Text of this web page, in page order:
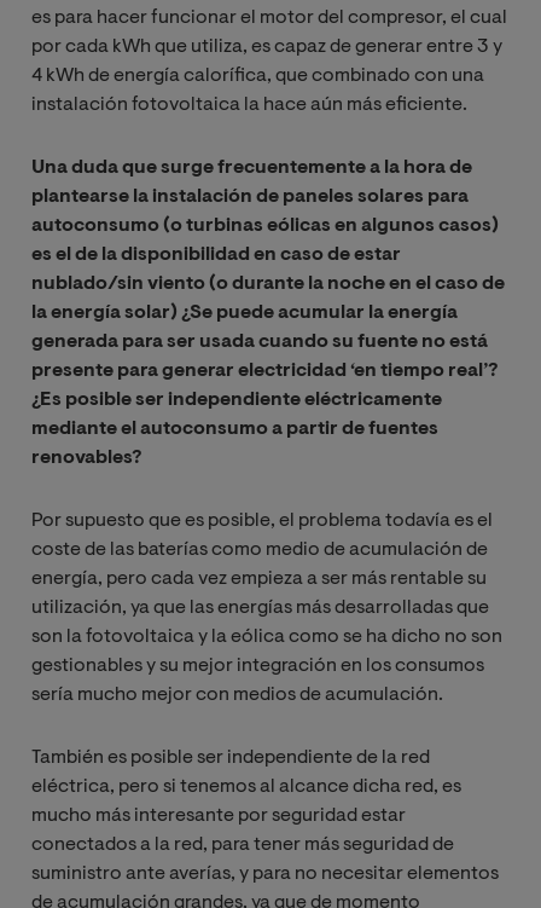
es para hacer funcionar el motor del compresor, el cual
por cada kWh que utiliza, es capaz de generar entre 3 y
4 kWh de energía calorífica, que combinado con una
instalación fotovoltaica la hace aún más eficiente.
Una duda que surge frecuentemente a la hora de
plantearse la instalación de paneles solares para
autoconsumo (o turbinas eólicas en algunos casos)
es el de la disponibilidad en caso de estar
nublado/sin viento (o durante la noche en el caso de
la energía solar) ¿Se puede acumular la energía
generada para ser usada cuando su fuente no está
presente para generar electricidad ‘en tiempo real’?
¿Es posible ser independiente eléctricamente
mediante el autoconsumo a partir de fuentes
renovables?
Por supuesto que es posible, el problema todavía es el
coste de las baterías como medio de acumulación de
energía, pero cada vez empieza a ser más rentable su
utilización, ya que las energías más desarrolladas que
son la fotovoltaica y la eólica como se ha dicho no son
gestionables y su mejor integración en los consumos
sería mucho mejor con medios de acumulación.
También es posible ser independiente de la red
eléctrica, pero si tenemos al alcance dicha red, es
mucho más interesante por seguridad estar
conectados a la red, para tener más seguridad de
suministro ante averías, y para no necesitar elementos
de acumulación grandes, ya que de momento